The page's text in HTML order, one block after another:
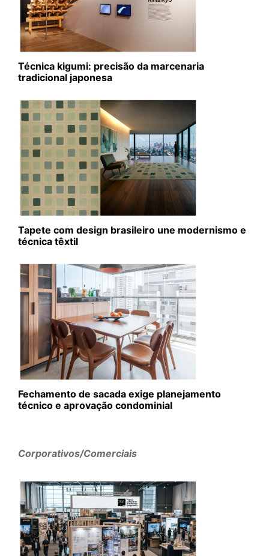
Técnica kigumi: precisão da marcenaria
tradicional japonesa
Tapete com design brasileiro une modernismo e
técnica têxtil
Fechamento de sacada exige planejamento
técnico e aprovação condominial
Corporativos/Comerciais